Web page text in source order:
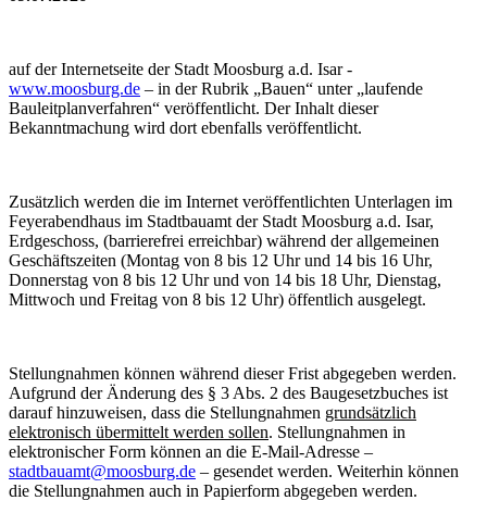
auf der Internetseite der Stadt Moosburg a.d. Isar -
www.moosburg.de – in der Rubrik „Bauen“ unter „laufende
Bauleitplanverfahren“ veröffentlicht. Der Inhalt dieser
Bekanntmachung wird dort ebenfalls veröffentlicht.
Zusätzlich werden die im Internet veröffentlichten Unterlagen im
Feyerabendhaus im Stadtbauamt der Stadt Moosburg a.d. Isar,
Erdgeschoss, (barrierefrei erreichbar) während der allgemeinen
Geschäftszeiten (Montag von 8 bis 12 Uhr und 14 bis 16 Uhr,
Donnerstag von 8 bis 12 Uhr und von 14 bis 18 Uhr, Dienstag,
Mittwoch und Freitag von 8 bis 12 Uhr) öffentlich ausgelegt.
Stellungnahmen können während dieser Frist abgegeben werden.
Aufgrund der Änderung des § 3 Abs. 2 des Baugesetzbuches ist
darauf hinzuweisen, dass die Stellungnahmen grundsätzlich
elektronisch übermittelt werden sollen. Stellungnahmen in
elektronischer Form können an die E-Mail-Adresse –
stadtbauamt@moosburg.de – gesendet werden. Weiterhin können
die Stellungnahmen auch in Papierform abgegeben werden.